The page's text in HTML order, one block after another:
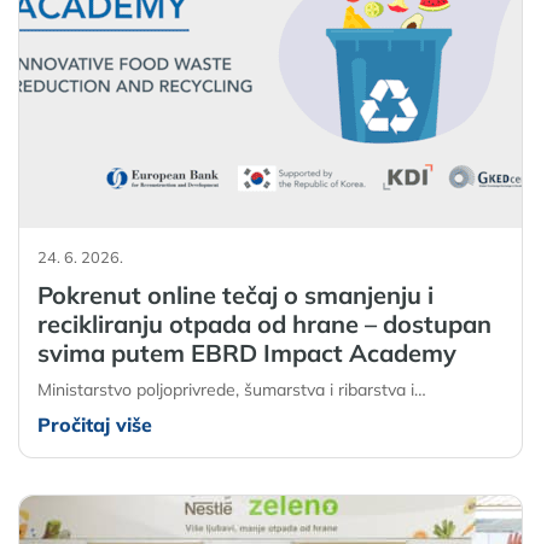
24. 6. 2026.
Pokrenut online tečaj o smanjenju i
recikliranju otpada od hrane – dostupan
svima putem EBRD Impact Academy
Ministarstvo poljoprivrede, šumarstva i ribarstva i…
Pročitaj više